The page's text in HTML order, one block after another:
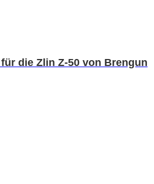
die Zlin Z-50 von Brengun